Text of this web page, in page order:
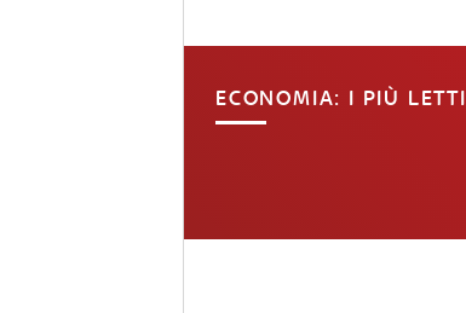
ECONOMIA: I PIÙ LETTI